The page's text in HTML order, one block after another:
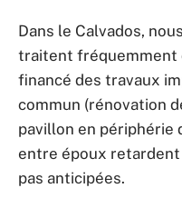
Dans le Calvados,
traitent fréquemment
financé des travaux
commun (rénovation
pavillon en périphérie
entre époux
pas anticipées.